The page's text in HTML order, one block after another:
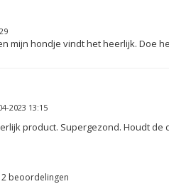
mijn hondje vindt het heerlijk. Doe
2023 13:15
product. Supergezond. Houdt
2 beoordelingen